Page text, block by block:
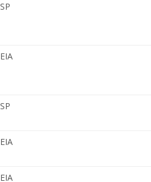
SP
EIA
SP
EIA
EIA